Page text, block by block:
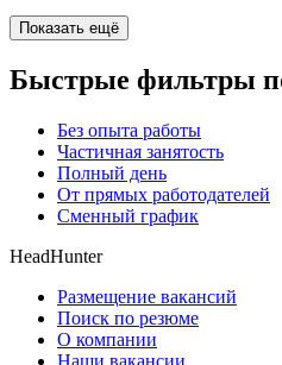
Показать ещё
Быстрые фильтры
Без опыта работы
Частичная занятость
Полный день
От прямых работодателей
Сменный график
HeadHunter
Размещение вакансий
Поиск по резюме
О компании
Наши вакансии